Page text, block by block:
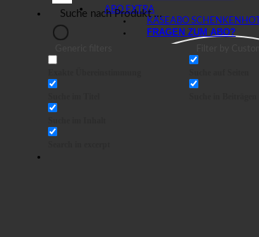
ABO EXTRA
KÄSEABO SCHENKEN
FRAGEN ZUM ABO?